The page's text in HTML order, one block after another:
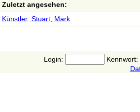
Zuletzt angesehen:
Künstler: Stuart, Mark
Login:
Kennwort: